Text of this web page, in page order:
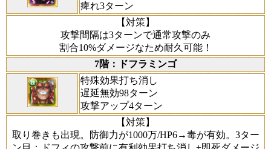
痺れ3ターン
【対策】
攻撃間隔は3ターンで通常攻撃のみ
割合10%ダメージなため耐久可能！
7階：ドフラミンゴ
特殊効果打ち消し
遅延無効98ターン
攻撃アップ4ターン
【対策】
取り巻きも出現。防御力が1000万/HP6→毒が有効。3ター